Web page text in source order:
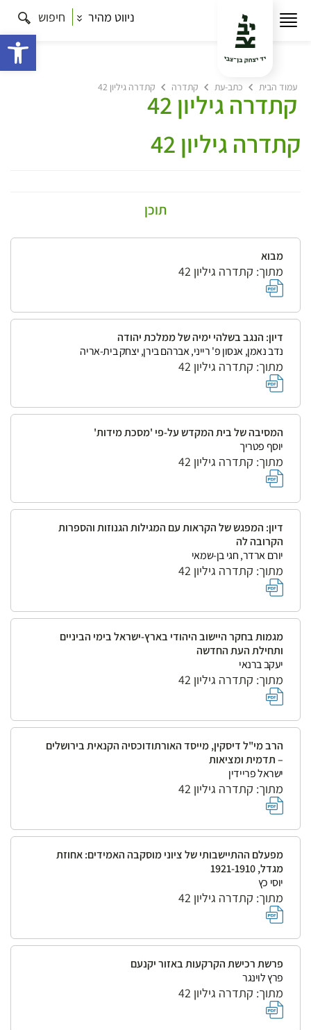
ניווט מהיר חיפוש
עמוד הבית כתב-עת קתדרה קתדרה גיליון 42
קתדרה גיליון 42
קתדרה גיליון 42
תוכן
מבוא
מתוך: קתדרה גיליון 42
דיון: הנגב בשלהי ימיה של ממלכת יהודה
נדב נאמן, אנסון פ' רייני, אברהם בירן, יצחק בית-אריה
מתוך: קתדרה גיליון 42
המסיבה של בית המקדש על-פי 'מסכת מידות'
יוסף פטריך
מתוך: קתדרה גיליון 42
דיון: המפגש של הקראות עם המגילות הגנוזות והספרות
הקרובה לה
יורם ארדר, חגי בן-שמאי
מתוך: קתדרה גיליון 42
מגמות בחקר היישוב היהודי בארץ-ישראל בימי הביניים
ותחילת העת החדשה
יעקב ברנאי
מתוך: קתדרה גיליון 42
הרב מי"ל דיסקין, מייסד האורתודוכסיה הקנאית בירושלים
– תדמית ומציאות
ישראל פריידין
מתוך: קתדרה גיליון 42
מפעלם ההתיישבותי של ציוני מוסקבה האמידים: אחוזת
מגדל, 1921-1910
יוסי כץ
מתוך: קתדרה גיליון 42
פרשת רכישת הקרקעות באזור יקנעם
פרץ לוינגר
מתוך: קתדרה גיליון 42